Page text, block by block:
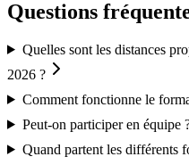
Questions
Quelles sont les distances
2026 ?
Comment fonctionne le
Peut-on participer en équipe
Quand partent les différents